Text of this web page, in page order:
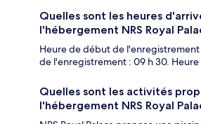
Quelles sont les heures
l'hébergement NRS Royal
Heure de début de
de l'enregistrement : 09 h 30.
Quelles sont les activités
l'hébergement NRS Royal